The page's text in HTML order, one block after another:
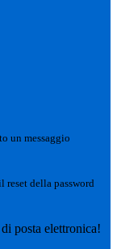
un messaggio
reset della password
posta elettronica!